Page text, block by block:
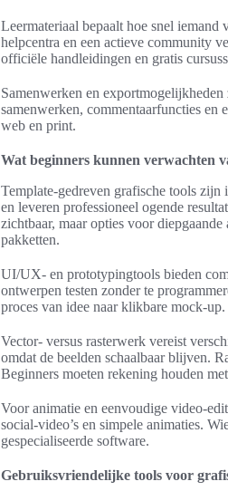
Leermateriaal bepaalt hoe snel
helpcentra en een actieve community
officiële handleidingen en gratis
Samenwerken en
samenwerken, commentaarfuncties
web en print.
Wat beginners kunnen verwachten
Template-gedreven grafische tools zijn
en leveren professioneel ogende
zichtbaar, maar opties voor
pakketten.
UI/UX- en prototypingtools bieden
ontwerpen testen zonder te
proces van idee naar klikbare mock-up.
Vector- versus rasterwerk vereist
omdat de beelden schaalbaar blijven.
Beginners moeten rekening houden
Voor animatie en eenvoudige video-
social-video’s en simpele animaties.
gespecialiseerde software.
Gebruiksvriendelijke tools voor